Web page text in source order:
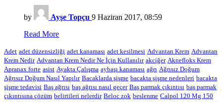
by Ayşe Topçu 9 Haziran 2017, 08:59
Read More
Adet adet düzensizliği adet kanaması adet kesilmesi Advantan Krem Advantan
Krem Nedir Advantan Krem Nedir Ne İçin Kullanılır akciğer Aknefloks Krem
Apranax forte asist Ayakta Çalışma aybaşı kanaması ağrı Ağrısız Doğum
Ağrısız Doğum Nasıl Yapılır Bacaklarda şişme bacakta şişme nedenleri bacakta
şişme tedavisi Baş ağrısı baş ağrısı nasıl geçer Baş parmak çıkıntısı baş parmak
çıkıntısına çözüm belirtileri nelerdir Beloc zok beslenme Calpol 120 Mg 150